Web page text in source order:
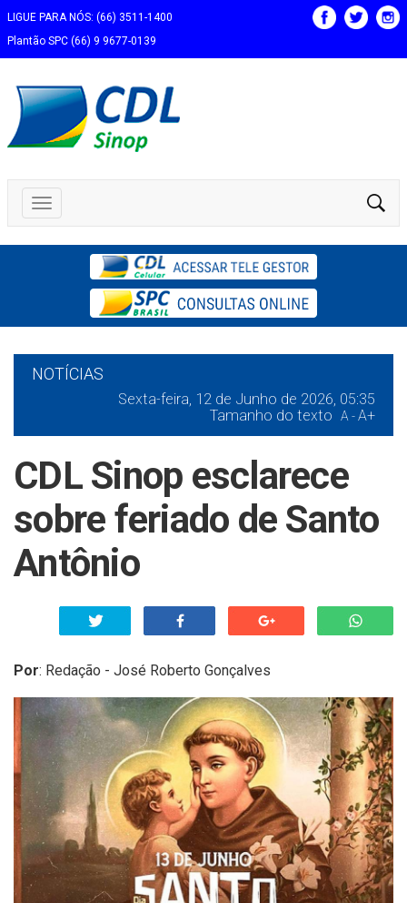
LIGUE PARA NÓS: (66) 3511-1400
Plantão SPC (66) 9 9677-0139
NOTÍCIAS
Sexta-feira, 12 de Junho de 2026, 05:35
Tamanho do texto
A -A+
CDL Sinop esclarece
sobre feriado de Santo
Antônio
Por: Redação - José Roberto Gonçalves